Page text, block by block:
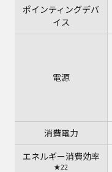
ポインティングデバ
イス
電源
消費電力
エネルギー消費効率
★22